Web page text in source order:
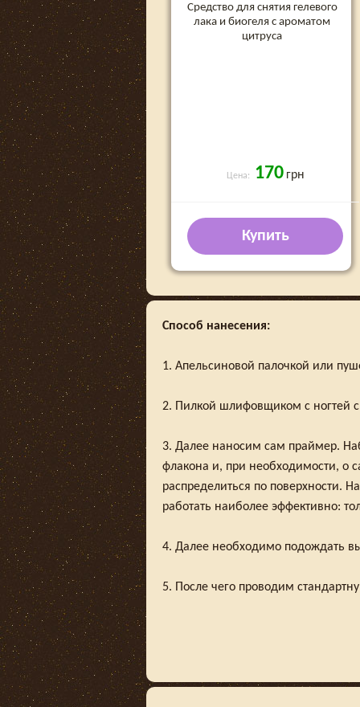
Средство для снятия гелевого
лака и биогеля с ароматом
цитруса
Цена: 170 грн
Купить
Способ нанесения:
1. Апельсиновой палочкой или
2. Пилкой шлифовщиком с ногтей
3. Далее наносим сам праймер.
флакона и, при необходимости, о
распределиться по поверхности.
работать наиболее эффективно:
4. Далее необходимо подождать
5. После чего проводим